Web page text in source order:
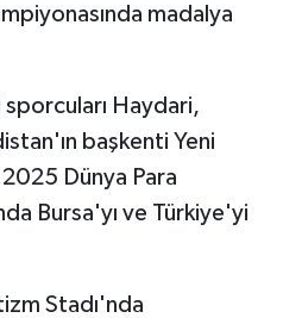
madalya
sporcuları Haydari,
başkenti Yeni
Dünya Para
Bursa'yı ve Türkiye'yi
Stadı'nda